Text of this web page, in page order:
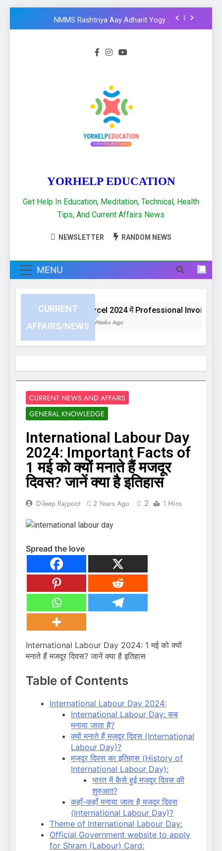
NMMS Rashtriya Aay Adharit Yogyta
chhatravratti Pariksha 2025-26: Know
get CCC certificate in 2024
Financial Functions in Excel 2021: Excel
Formula और Functions in Hindi
NMMS Rashtriya Aay Adharit Yogyta
chhatravratti Pariksha 2025-26: Know
important steps to apply
CCC Course: Know All important details to
get CCC certificate in 2024
YORHELP EDUCATION
Get Help In Education, Meditation, Technical, Health
Tips, And Current Affairs News
NEWSLETTER RANDOM NEWS
MENU
CURRENT
AFFAIRS/NEWS
Excel 2024 में Professional Invoice या
3 Weeks Ago
CURRENT NEWS AND AFFAIRS
GENERAL KNOWLEDGE
International Labour Day
2024: Important Facts of
1 मई को क्यों मनाते हैं मजदूर
दिवस? जानें क्या है इतिहास
Dileep Rajpoot 2 Years Ago 2 1 Mins
Spread the love
International Labour Day 2024: 1 मई को क्यों
मनाते हैं मजदूर दिवस? जानें क्या है इतिहास
Table of Contents
International Labour Day 2024:
International Labour Day: कब
मनाया जाता है?
क्यों मनाते हैं मजदूर दिवस (International
Labour Day)?
मजदूर दिवस का इतिहास (History of
International Labour Day):
भारत में कैसे हुई मजदूर दिवस की
शुरुआत?
कहाँ-कहाँ मनाया जाता है मजदूर दिवस
(International Labour Day)?
Theme of International Labour Day:
Official Government website to apply
for Shram (Labour) Card: